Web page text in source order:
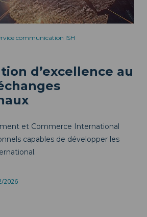
communication ISH
d’excellence au
et Commerce International
capables de développer les
2026